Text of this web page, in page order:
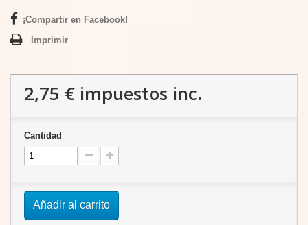
¡Compartir en Facebook!
Imprimir
2,75 € impuestos inc.
Cantidad
Añadir al carrito